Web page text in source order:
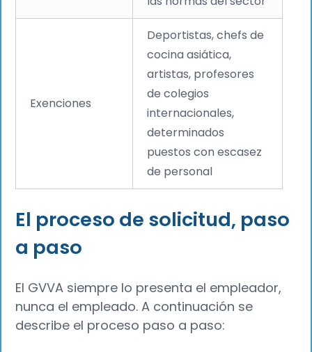
Exenciones
Deportistas, chefs de
cocina asiática,
artistas, profesores
de colegios
internacionales,
determinados
puestos con escasez
de personal
El proceso de solicitud, paso
a paso
El GVVA siempre lo presenta el empleador,
nunca el empleado. A continuación se
describe el proceso paso a paso: